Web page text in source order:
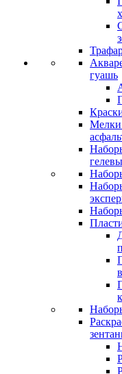
гуашь
Мелки